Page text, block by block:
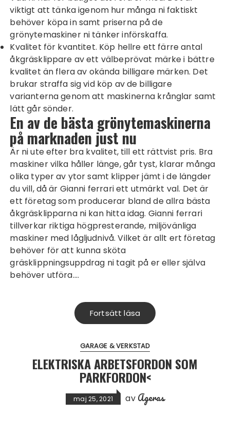
viktigt att tänka igenom hur många ni faktiskt
behöver köpa in samt priserna på de
grönytemaskiner ni tänker införskaffa.
Kvalitet för kvantitet. Köp hellre ett färre antal
åkgräsklippare av ett välbeprövat märke i bättre
kvalitet än flera av okända billigare märken. Det
brukar straffa sig vid köp av de billigare
varianterna genom att maskinerna krånglar samt
lätt går sönder.
En av de bästa grönytemaskinerna
på marknaden just nu
Är ni ute efter bra kvalitet, till ett rättvist pris. Bra
maskiner vilka håller länge, går tyst, klarar många
olika typer av ytor samt klipper jämt i de längder
du vill, då är Gianni ferrari ett utmärkt val. Det är
ett företag som producerar bland de allra bästa
åkgräsklipparna ni kan hitta idag. Gianni ferrari
tillverkar riktiga högpresterande, miljövänliga
maskiner med lågljudnivå. Vilket är allt ert företag
behöver för att kunna sköta
gräsklippningsuppdrag ni tagit på er eller själva
behöver utföra.…
Fortsätt läsa
GARAGE & VERKSTAD
ELEKTRISKA ARBETSFORDON SOM
PARKFORDON<
maj 25, 2021 av Ageras